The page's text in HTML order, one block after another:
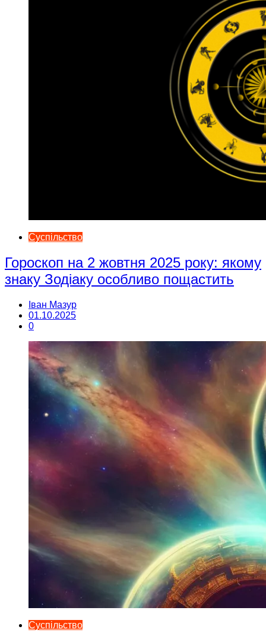
Суспільство
Гороскоп на 2 жовтня 2025 року: якому
знаку Зодіаку особливо пощастить
Іван Мазур
01.10.2025
0
Суспільство